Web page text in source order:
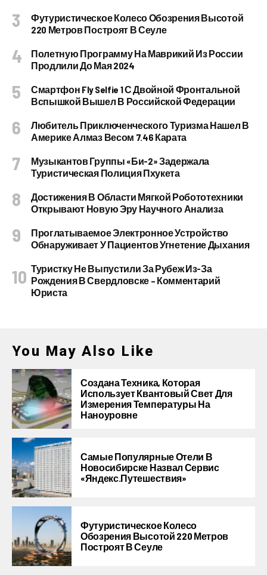
Футуристическое Колесо Обозрения Высотой
220 Метров Построят В Сеуле
Полетную Программу На Маврикий Из России
Продлили До Мая 2024
Смартфон Fly Selfie 1 С Двойной Фронтальной
Вспышкой Вышел В Российской Федерации
Любитель Приключенческого Туризма Нашел В
Америке Алмаз Весом 7.46 Карата
Музыкантов Группы «Би-2» Задержала
Туристическая Полиция Пхукета
Достижения В Области Мягкой Робототехники
Открывают Новую Эру Научного Анализа
Проглатываемое Электронное Устройство
Обнаруживает У Пациентов Угнетение Дыхания
Туристку Не Выпустили За Рубеж Из-За
Рождения В Свердловске – Комментарий
Юриста
You May Also Like
Создана Техника, Которая
Использует Квантовый Свет Для
Измерения Температуры На
Наноуровне
Самые Популярные Отели В
Новосибирске Назвал Сервис
«Яндекс.Путешествия»
Футуристическое Колесо
Обозрения Высотой 220 Метров
Построят В Сеуле